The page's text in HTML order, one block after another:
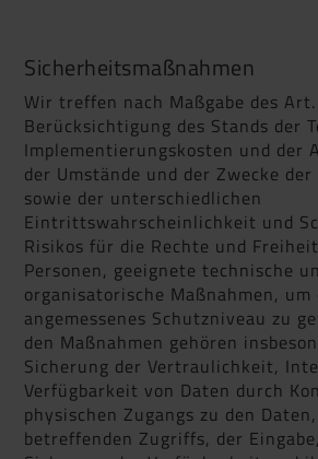
Sicherheitsmaßnahmen
Wir treffen nach Maßgabe des
Berücksichtigung des Stands der
Implementierungskosten und der
der Umstände und der Zwecke
sowie der unterschiedlichen
Eintrittswahrscheinlichkeit und
Risikos für die Rechte und
Personen, geeignete technische
organisatorische Maßnahmen, um
angemessenes Schutzniveau zu
den Maßnahmen gehören
Sicherung der Vertraulichkeit,
Verfügbarkeit von Daten durch
physischen Zugangs zu den
betreffenden Zugriffs, der